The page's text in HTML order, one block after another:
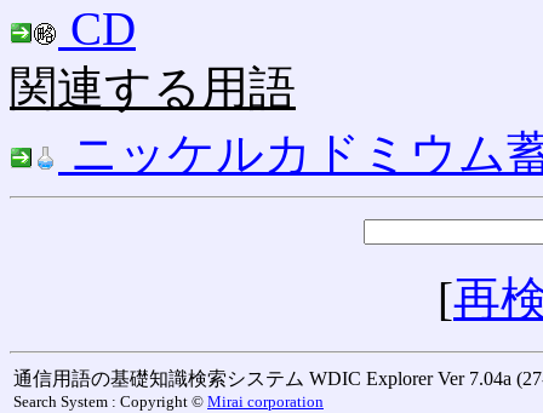
CD
関連する用語
ニッケルカドミウム
[再
通信用語の基礎知識検索システム WDIC Explorer Ver 7.04a
Search System : Copyright © Mirai corporation